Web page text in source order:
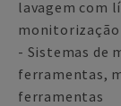
lavagem com
monitorização
- Sistemas de
ferramentas,
ferramentas